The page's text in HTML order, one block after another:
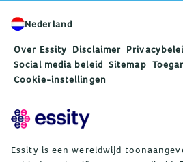
Nederland
Over Essity Disclaimer
Social media beleid Sitemap
Cookie-instellingen
Essity is een wereldwijd